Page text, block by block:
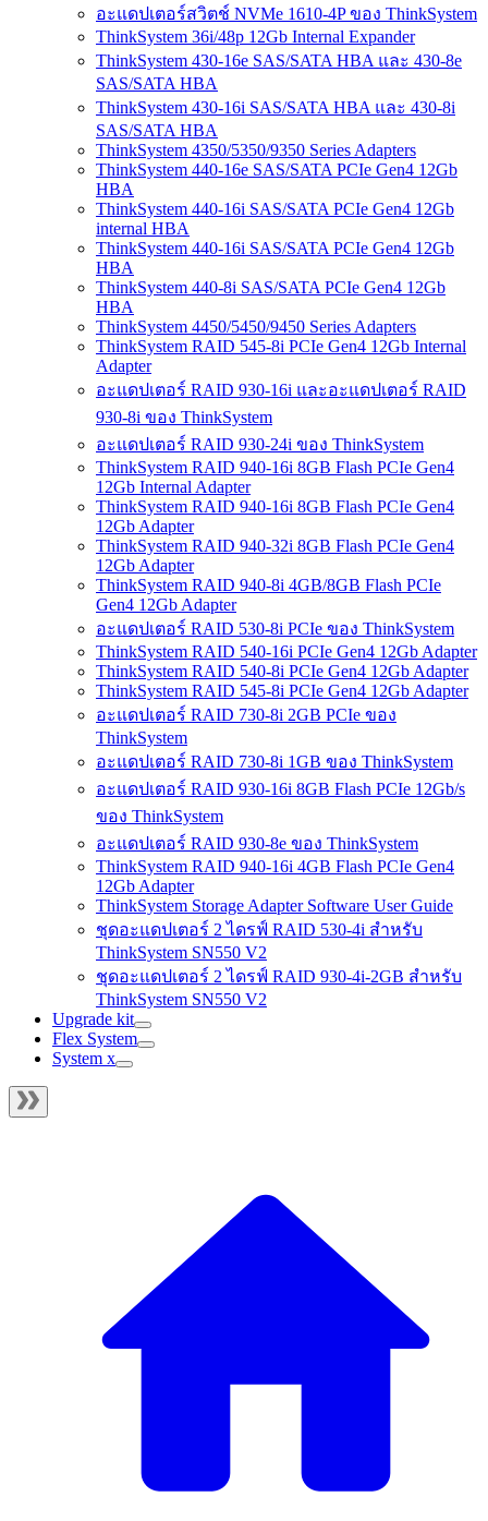
อะแดปเตอร์สวิตช์ NVMe 1610-4P ของ ThinkSystem
ThinkSystem 36i/48p 12Gb Internal Expander
ThinkSystem 430-16e SAS/SATA HBA และ 430-8e
SAS/SATA HBA
ThinkSystem 430-16i SAS/SATA HBA และ 430-8i
SAS/SATA HBA
ThinkSystem 4350/5350/9350 Series Adapters
ThinkSystem 440-16e SAS/SATA PCIe Gen4 12Gb
HBA
ThinkSystem 440-16i SAS/SATA PCIe Gen4 12Gb
internal HBA
ThinkSystem 440-16i SAS/SATA PCIe Gen4 12Gb
HBA
ThinkSystem 440-8i SAS/SATA PCIe Gen4 12Gb
HBA
ThinkSystem 4450/5450/9450 Series Adapters
ThinkSystem RAID 545-8i PCIe Gen4 12Gb Internal
Adapter
อะแดปเตอร์ RAID 930-16i และอะแดปเตอร์ RAID
930-8i ของ ThinkSystem
อะแดปเตอร์ RAID 930-24i ของ ThinkSystem
ThinkSystem RAID 940-16i 8GB Flash PCIe Gen4
12Gb Internal Adapter
ThinkSystem RAID 940-16i 8GB Flash PCIe Gen4
12Gb Adapter
ThinkSystem RAID 940-32i 8GB Flash PCIe Gen4
12Gb Adapter
ThinkSystem RAID 940-8i 4GB/8GB Flash PCIe
Gen4 12Gb Adapter
อะแดปเตอร์ RAID 530-8i PCIe ของ ThinkSystem
ThinkSystem RAID 540-16i PCIe Gen4 12Gb Adapter
ThinkSystem RAID 540-8i PCIe Gen4 12Gb Adapter
ThinkSystem RAID 545-8i PCIe Gen4 12Gb Adapter
อะแดปเตอร์ RAID 730-8i 2GB PCIe ของ
ThinkSystem
อะแดปเตอร์ RAID 730-8i 1GB ของ ThinkSystem
อะแดปเตอร์ RAID 930-16i 8GB Flash PCIe 12Gb/s
ของ ThinkSystem
อะแดปเตอร์ RAID 930-8e ของ ThinkSystem
ThinkSystem RAID 940-16i 4GB Flash PCIe Gen4
12Gb Adapter
ThinkSystem Storage Adapter Software User Guide
ชุดอะแดปเตอร์ 2 ไดรฟ์ RAID 530-4i สำหรับ
ThinkSystem SN550 V2
ชุดอะแดปเตอร์ 2 ไดรฟ์ RAID 930-4i-2GB สำหรับ
ThinkSystem SN550 V2
Upgrade kit
Flex System
System x